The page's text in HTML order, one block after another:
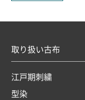
取り扱い古布
江戸期刺繍
型染